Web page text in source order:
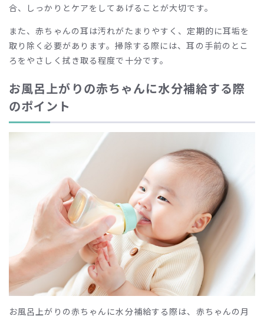
合、しっかりとケアをしてあげることが大切です。
また、赤ちゃんの耳は汚れがたまりやすく、定期的に耳垢を
取り除く必要があります。掃除する際には、耳の手前のとこ
ろをやさしく拭き取る程度で十分です。
お風呂上がりの赤ちゃんに水分補給する際
のポイント
お風呂上がりの赤ちゃんに水分補給する際は、赤ちゃんの月